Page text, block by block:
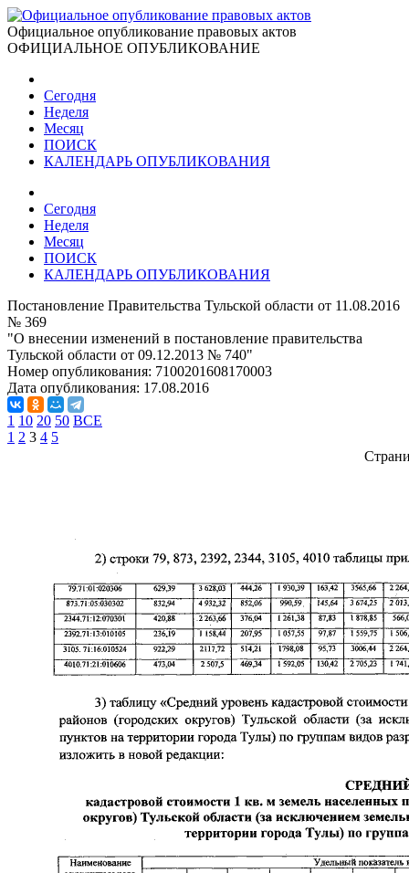
Официальное опубликование правовых актов
ОФИЦИАЛЬНОЕ ОПУБЛИКОВАНИЕ
Сегодня
Неделя
Месяц
ПОИСК
КАЛЕНДАРЬ ОПУБЛИКОВАНИЯ
Сегодня
Неделя
Месяц
ПОИСК
КАЛЕНДАРЬ ОПУБЛИКОВАНИЯ
Постановление Правительства Тульской области от 11.08.2016
№ 369
"О внесении изменений в постановление правительства
Тульской области от 09.12.2013 № 740"
Номер опубликования: 7100201608170003
Дата опубликования: 17.08.2016
1 10 20 50 ВСЕ
1 2 3 4 5